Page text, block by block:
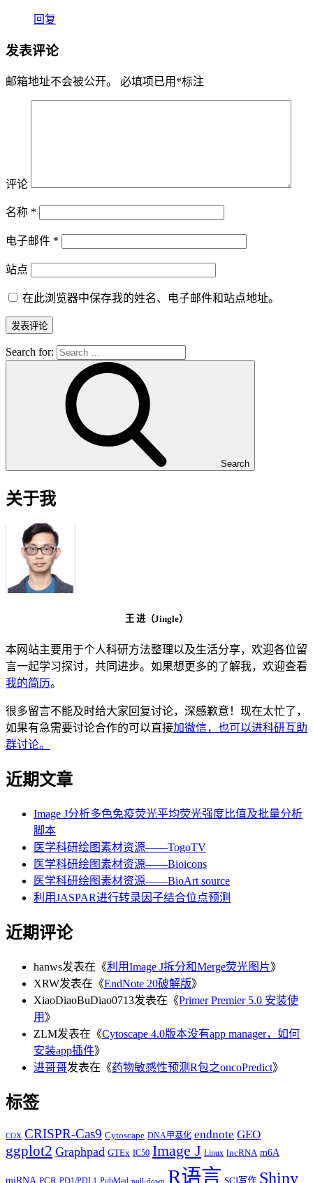
回复
发表评论
邮箱地址不会被公开。 必填项已用 *标注
评论
名称 *
电子邮件 *
站点
在此浏览器中保存我的姓名、电子邮件和站点地址。
Search for:
Search
关于我
王 进（Jingle）
本网站主要用于个人科研方法整理以及生活分享，欢迎各位留
言一起学习探讨，共同进步。如果想更多的了解我，欢迎查看
我的简历。
很多留言不能及时给大家回复讨论，深感歉意！现在太忙了，
如果有急需要讨论合作的可以直接加微信，也可以进科研互助
群讨论。
近期文章
Image J分析多色免疫荧光平均荧光强度比值及批量分析
脚本
医学科研绘图素材资源——TogoTV
医学科研绘图素材资源——Bioicons
医学科研绘图素材资源——BioArt source
利用JASPAR进行转录因子结合位点预测
近期评论
hanws发表在《利用Image J拆分和Merge荧光图片》
XRW发表在《EndNote 20破解版》
XiaoDiaoBuDiao0713发表在《Primer Premier 5.0 安装使
用 》
ZLM发表在《Cytoscape 4.0版本没有app manager，如何
安装app插件》
进哥哥发表在《药物敏感性预测R包之oncoPredict》
标签
COX CRISPR-Cas9 Cytoscape DNA甲基化 endnote GEO
ggplot2 Graphpad GTEx IC50 Image J Linux lncRNA m6A
miRNA PCR R语言 SCI写作 Shiny